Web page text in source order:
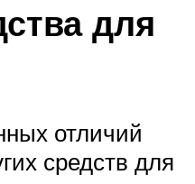
для
отличий
средств для